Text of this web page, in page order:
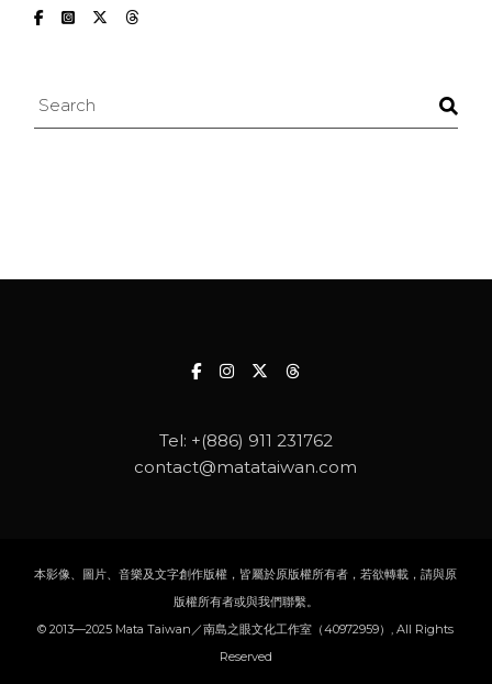
Search
Tel: +(886) 911 231762
contact@matataiwan.com
本影像、圖片、音樂及文字創作版權，皆屬於原版權所有者，若欲轉載，請與原
版權所有者或與我們聯繫。
© 2013—2025 Mata Taiwan／南島之眼文化工作室（40972959）, All Rights
Reserved